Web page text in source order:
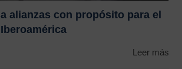
alianzas con propósito para el
Leer más